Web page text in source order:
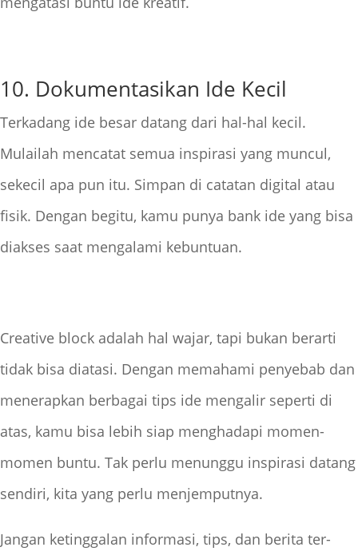
10. Dokumentasikan Ide Kecil
Terkadang ide besar datang dari hal-hal kecil.
Mulailah mencatat semua inspirasi yang muncul,
sekecil apa pun itu. Simpan di catatan digital atau
fisik. Dengan begitu, kamu punya bank ide yang bisa
diakses saat mengalami kebuntuan.
Creative block adalah hal wajar, tapi bukan berarti
tidak bisa diatasi. Dengan memahami penyebab dan
menerapkan berbagai tips ide mengalir seperti di
atas, kamu bisa lebih siap menghadapi momen-
momen buntu. Tak perlu menunggu inspirasi datang
sendiri, kita yang perlu menjemputnya.
Jangan ketinggalan informasi, tips, dan berita ter-